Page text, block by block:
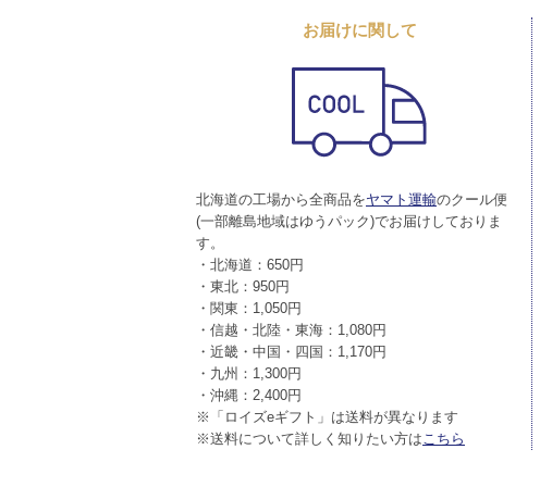
お届けに関して
北海道の工場から全商品をヤマト運輸のクール便
(一部離島地域はゆうパック)でお届けしておりま
す。
・北海道：650円
・東北：950円
・関東：1,050円
・信越・北陸・東海：1,080円
・近畿・中国・四国：1,170円
・九州：1,300円
・沖縄：2,400円
※「ロイズeギフト」は送料が異なります
※送料について詳しく知りたい方はこちら